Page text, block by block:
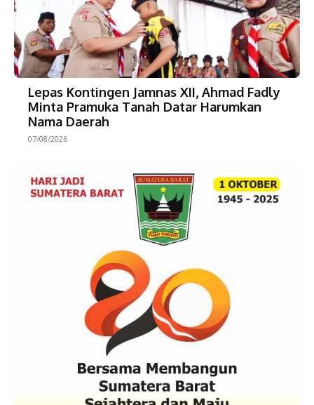
Lepas Kontingen Jamnas XII, Ahmad Fadly
Minta Pramuka Tanah Datar Harumkan
Nama Daerah
07/08/2026